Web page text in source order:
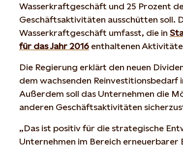
Wasserkraftgeschäft und 25 Prozent
Geschäftsaktivitäten ausschütten soll.
Wasserkraftgeschäft umfasst, die in
für das Jahr 2016 enthaltenen
Die Regierung erklärt den neuen
dem wachsenden Reinvestitionsbedarf
Außerdem soll das Unternehmen die
anderen Geschäftsaktivitäten
„Das ist positiv für die strategische
Unternehmen im Bereich